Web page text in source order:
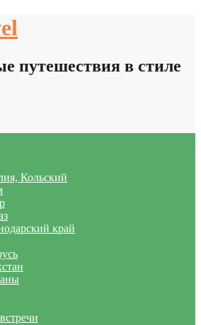
путешествия в стиле
Кольский
край